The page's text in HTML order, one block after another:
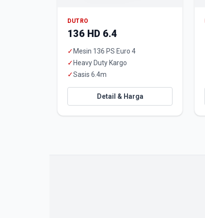
DUTRO
136 HD 6.4
✓ Mesin 136 PS Euro 4
✓ Heavy Duty Kargo
✓Sasis 6.4m
Detail & Harga